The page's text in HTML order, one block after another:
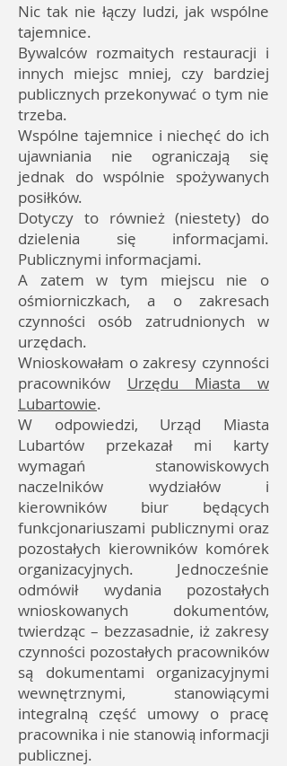
Nic tak nie łączy ludzi, jak wspólne
tajemnice.
Bywalców rozmaitych restauracji i
innych miejsc mniej, czy bardziej
publicznych przekonywać o tym nie
trzeba.
Wspólne tajemnice i niechęć do ich
ujawniania nie ograniczają się
jednak do wspólnie spożywanych
posiłków.
Dotyczy to również (niestety) do
dzielenia się informacjami.
Publicznymi informacjami.
A zatem w tym miejscu nie o
ośmiorniczkach, a o zakresach
czynności osób zatrudnionych w
urzędach.
Wnioskowałam o zakresy czynności
pracowników Urzędu Miasta w
Lubartowie.
W odpowiedzi, Urząd Miasta
Lubartów przekazał mi karty
wymagań stanowiskowych
naczelników wydziałów i
kierowników biur będących
funkcjonariuszami publicznymi oraz
pozostałych kierowników komórek
organizacyjnych. Jednocześnie
odmówił wydania pozostałych
wnioskowanych dokumentów,
twierdząc – bezzasadnie, iż zakresy
czynności pozostałych pracowników
są dokumentami organizacyjnymi
wewnętrznymi, stanowiącymi
integralną część umowy o pracę
pracownika i nie stanowią informacji
publicznej.